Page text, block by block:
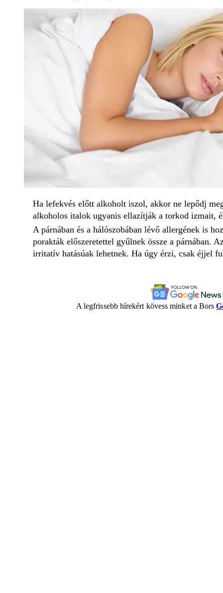
Ha lefekvés előtt alkoholt iszol, akkor ne lepődj
alkoholos italok ugyanis ellazítják a torkod izmait,
A párnában és a hálószobában lévő allergének is
porakták előszeretettel gyűlnek össze a párnában.
irritatív hatásúak lehetnek. Ha úgy érzi, csak éjjel
A legfrissebb hírekért kövess minket a Bors